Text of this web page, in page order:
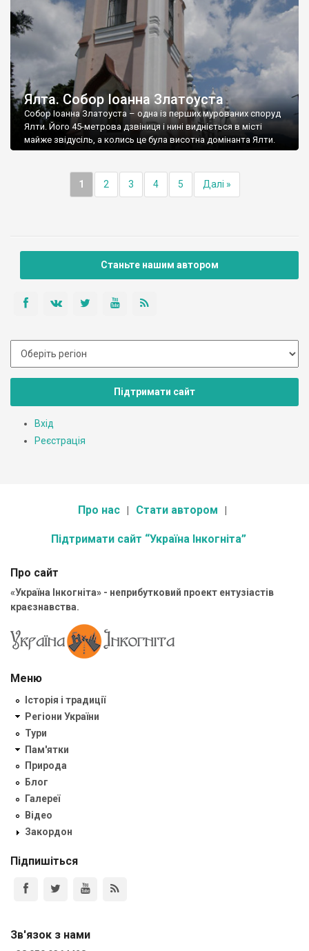
Ялта. Собор Іоанна Златоуста
Собор Іоанна Златоуста – одна із перших мурованих споруд
Ялти. Його 45-метрова дзвіниця і нині видніється в місті
майже звідусіль, а колись це була висотна домінанта Ялти.
1 2 3 4 5 Далі »
Станьте нашим автором
Підтримати сайт
Вхід
Реєстрація
Про нас Стати автором
Підтримати сайт “Україна Інкогніта”
Про сайт
«Україна Інкогніта» - неприбутковий проект ентузіастів
краєзнавства.
Меню
Історія і традиції
Регіони України
Тури
Пам'ятки
Природа
Блог
Галереї
Відео
Закордон
Підпишіться
Зв'язок з нами